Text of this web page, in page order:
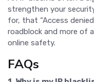
strengthen your
for, that “Access
roadblock and more of
online safety.
FAQs